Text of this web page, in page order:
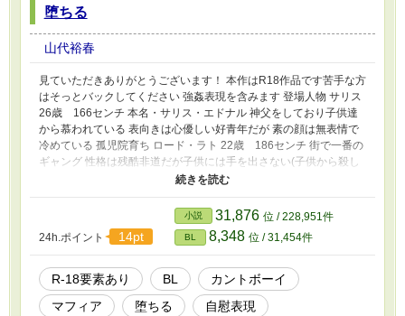
堕ちる
山代裕春
見ていただきありがとうございます！ 本作はR18作品です苦手な方
はそっとバックしてください 強姦表現を含みます 登場人物 サリス
26歳 166センチ 本名・サリス・エドナル 神父をしており子供達
から慕われている 表向きは心優しい好青年だが 素の顔は無表情で
冷めている 孤児院育ち ロード・ラト 22歳 186センチ 街で一番の
ギャング 性格は残酷非道だが子供には手を出さない(子供から殺し
に来た場合は例外) 母と弟が二人いる ハロルド・エドナル 20歳
172センチ 警察官 表向きは熱血真面目な青年だが 素は兄に甘えん
坊で泣き虫 兄の秘密を知る数少ない人物 両親のことは良く知らな
24h.ポイント
14pt
小説 31,876 位 / 228,951件
BL 8,348 位 / 31,454件
R-18要素あり BL
カントボーイ
マフィア
堕ちる 自慰表現